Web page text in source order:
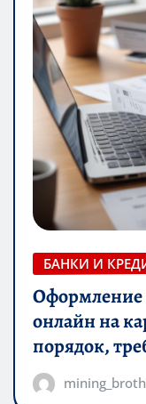
БАНКИ И
Оформление
онлайн на
порядок,
mining_broth